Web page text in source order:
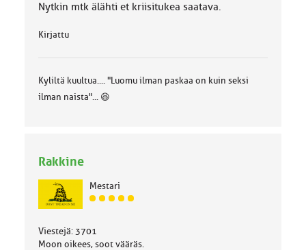
Nytkin mtk älähti et kriisitukea saatava.
Kirjattu
Kyliltä kuultua.... "Luomu ilman paskaa on kuin seksi
ilman naista"... 😆
Rakkine
Mestari
J
s
e
Viestejä: 3701
Moon oikees, soot vääräs.